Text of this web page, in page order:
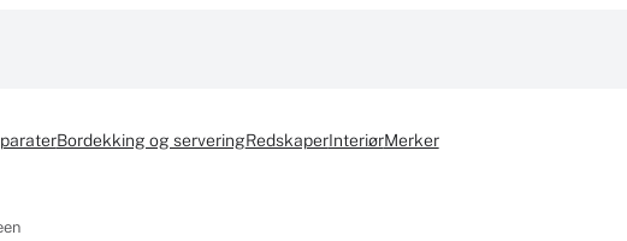
Bordekking og serveringRedskaperInteriørMerker